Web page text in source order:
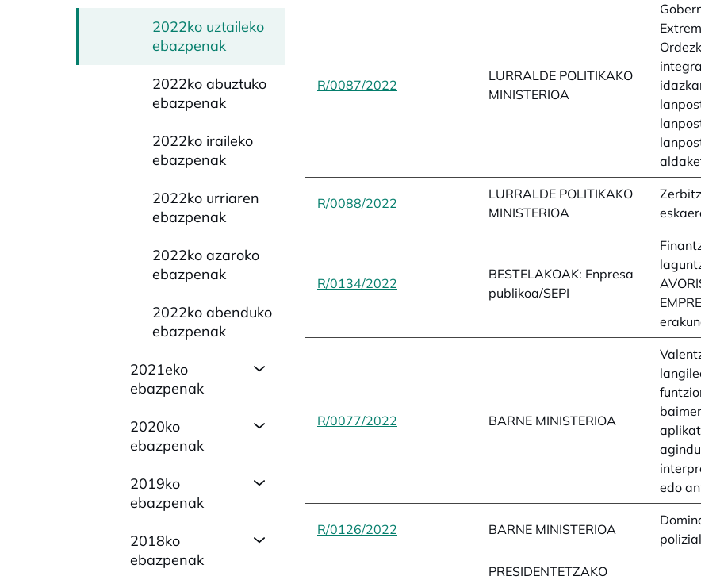
2022ko uztaileko
ebazpenak
2022ko abuztuko
ebazpenak
2022ko iraileko
ebazpenak
2022ko urriaren
ebazpenak
2022ko azaroko
ebazpenak
2022ko abenduko
ebazpenak
2021eko
ebazpenak
2020ko
ebazpenak
2019ko
ebazpenak
2018ko
ebazpenak
R/0087/2022 opens in a new tab
LURRALDE POLITIKAKO
MINISTERIOA
R/0088/2022 opens in a new tab
LURRALDE POLITIKAKO
MINISTERIOA
R/0134/2022 opens in a new tab
BESTELAKOAK: Enpresa
publikoa/SEPI
R/0077/2022 opens in a new tabBARNE MINISTERIOA
edo
R/0126/2022 opens in a new tabBARNE MINISTERIOA
PRESIDENTETZAKO